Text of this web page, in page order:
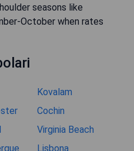
seasons like
October when rates
Kovalam
Cochin
Virginia Beach
Lisbona